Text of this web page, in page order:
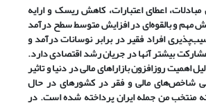
اعطای اعتبارات، کاهش ریسک و ارایه
مهم و بالقوه‌‌ای در افزایش متوسط سطح درآمد
افراد فقیر در برابر نوسانات درآمد و
بیشتر آنها در جریان رشد اقتصادی دارد.
اهمیت روزافزون بازاراهای مالی در دنیا و تاثیر
شاخص‌های مالی و فقر در کشورهای در حال
منتخب من جمله ایران پرداخته شده است.در